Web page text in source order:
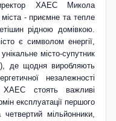
ХАЕС Микола
- приємне та тепле
рідною домівкою.
є символом енергії,
місто-супутник
де щодня виробляють
незалежності
ХАЕС стоять важливі
експлуатації першого
мільйонники,